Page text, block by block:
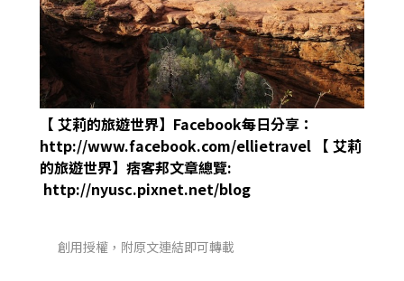
【 艾莉的旅遊世界】Facebook每日分享：
http://www.facebook.com/ellietravel 【 艾莉
的旅遊世界】痞客邦文章總覽:
http://nyusc.pixnet.net/blog
創用授權，附原文連結即可轉載